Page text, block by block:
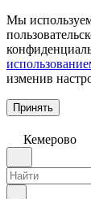
Мы
изменив
Принять
Кемерово